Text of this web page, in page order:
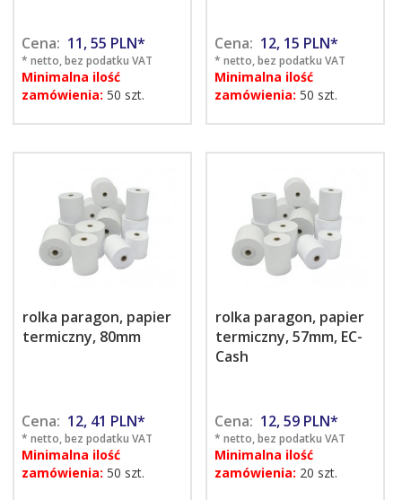
Cena: 11,55 PLN*
* netto, bez podatku VAT
Minimalna ilość
zamówienia: 50 szt.
Cena: 12, 15 PLN*
* netto, bez podatku VAT
Minimalna ilość
zamówienia: 50 szt.
rolka paragon, papier
termiczny, 80mm
Cena: 12, 41 PLN*
* netto, bez podatku VAT
Minimalna ilość
zamówienia: 50 szt.
rolka paragon, papier
termiczny, 57mm, EC-
Cash
Cena: 12,59 PLN*
* netto, bez podatku VAT
Minimalna ilość
zamówienia: 20 szt.